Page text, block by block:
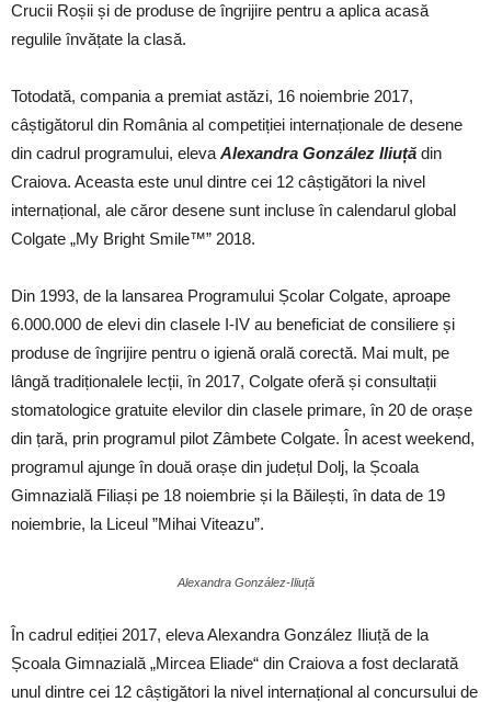
Crucii Roșii și de produse de îngrijire pentru a aplica acasă
regulile învățate la clasă.
Totodată, compania a premiat astăzi, 16 noiembrie 2017,
câștigătorul din România al competiției internaționale de desene
din cadrul programului, eleva Alexandra González Iliuță din
Craiova. Aceasta este unul dintre cei 12 câștigători la nivel
internațional, ale căror desene sunt incluse în calendarul global
Colgate „My Bright Smile™” 2018.
Din 1993, de la lansarea Programului Școlar Colgate, aproape
6.000.000 de elevi din clasele I-IV au beneficiat de consiliere și
produse de îngrijire pentru o igienă orală corectă. Mai mult, pe
lângă tradiționalele lecții, în 2017, Colgate oferă și consultații
stomatologice gratuite elevilor din clasele primare, în 20 de orașe
din țară, prin programul pilot Zâmbete Colgate. În acest weekend,
programul ajunge în două orașe din județul Dolj, la Școala
Gimnazială Filiași pe 18 noiembrie și la Băilești, în data de 19
noiembrie, la Liceul ”Mihai Viteazu”.
Alexandra González-Iliuță
În cadrul ediției 2017, eleva Alexandra González Iliuță de la
Școala Gimnazială „Mircea Eliade“ din Craiova a fost declarată
unul dintre cei 12 câștigători la nivel internațional al concursului de